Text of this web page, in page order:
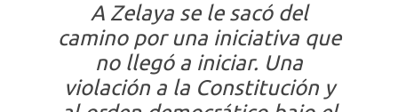
A Zelaya se le sacó del
camino por una iniciativa que
no llegó a iniciar. Una
violación a la Constitución y